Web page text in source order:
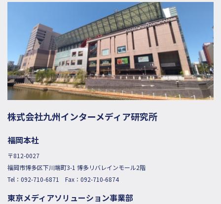
株式会社九州インターメディア研究所
福岡本社
〒812-0027
福岡市博多区下川端町3-1 博多リバレインモール2階
Tel： 092-710-6871 Fax：092-710-6874
東京メディアソリューション事業部